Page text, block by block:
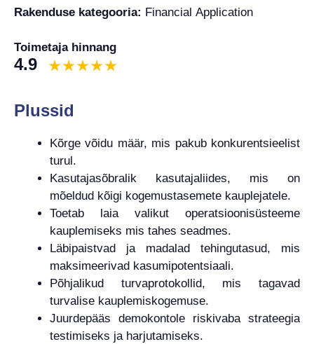
Rakenduse kategooria: Financial Application
Toimetaja hinnang
4.9
Plussid
Kõrge võidu määr, mis pakub konkurentsieelist
turul.
Kasutajasõbralik kasutajaliides, mis on
mõeldud kõigi kogemustasemete kauplejatele.
Toetab laia valikut operatsioonisüsteeme
kauplemiseks mis tahes seadmes.
Läbipaistvad ja madalad tehingutasud, mis
maksimeerivad kasumipotentsiaali.
Põhjalikud turvaprotokollid, mis tagavad
turvalise kauplemiskogemuse.
Juurdepääs demokontole riskivaba strateegia
testimiseks ja harjutamiseks.